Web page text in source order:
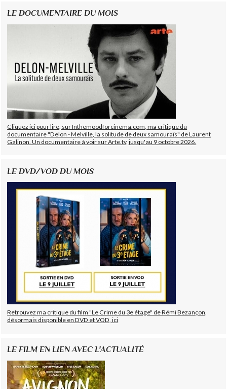
LE DOCUMENTAIRE DU MOIS
Cliquez ici pour lire, sur Inthemoodforcinema.com, ma critique du
documentaire "Delon - Melville, la solitude de deux samouraïs" de Laurent
Galinon. Un documentaire à voir sur Arte.tv, jusqu'au 9 octobre 2026.
LE DVD/VOD DU MOIS
Retrouvez ma critique du film "Le Crime du 3e étage" de Rémi Bezançon,
désormais disponible en DVD et VOD, ici
LE FILM EN LIEN AVEC L'ACTUALITÉ